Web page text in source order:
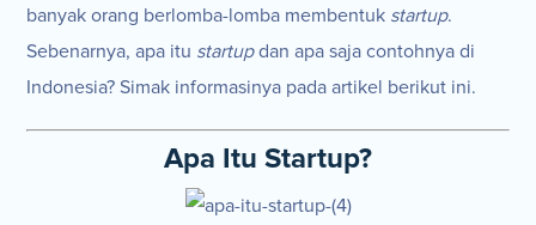
banyak orang berlomba-lomba membentuk startup.
Sebenarnya, apa itu startupdan apa saja contohnya di
Indonesia? Simak informasinya pada artikel berikut ini.
Apa Itu Startup?